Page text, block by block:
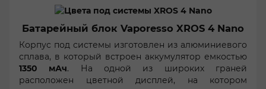
Батарейный блок Vaporesso XROS 4 Nano
Корпус под системы изготовлен из алюминиевого
сплава, в который встроен аккумулятор емкостью
1350 мАч. На одной из широких граней
расположен цветной дисплей, на котором